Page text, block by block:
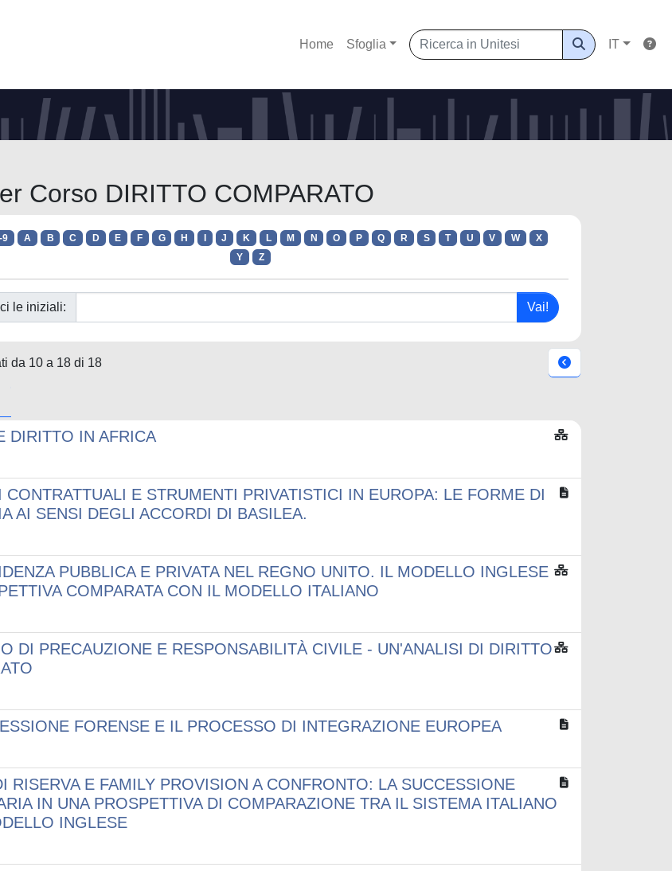
Home Sfoglia IT
Corso DIRITTO COMPARATO
9 A B C D E F G H J K L M N O P Q R S T U V W
X
Y
Z
le iniziali:
da 10 a 18 di 18
DIRITTO IN AFRICA
CONTRATTUALI E STRUMENTI PRIVATISTICI IN EUROPA: LE FORME DI
AI SENSI DEGLI ACCORDI DI BASILEA.
PUBBLICA E PRIVATA NEL REGNO UNITO. IL MODELLO INGLESE
COMPARATA CON IL MODELLO ITALIANO
DI PRECAUZIONE E RESPONSABILITÀ CIVILE - UN'ANALISI DI DIRITTO
FORENSE E IL PROCESSO DI INTEGRAZIONE EUROPEA
RISERVA E FAMILY PROVISION A CONFRONTO: LA SUCCESSIONE
IN UNA PROSPETTIVA DI COMPARAZIONE TRA IL SISTEMA ITALIANO
INGLESE